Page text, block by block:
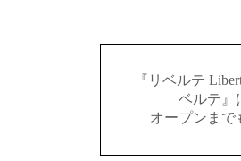
『リベルテ
ベルテ』
オープンまで